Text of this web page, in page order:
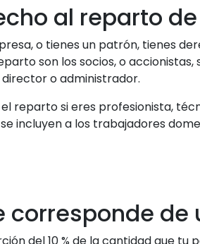
al reparto
o tienes un patrón, tienes
son los socios, o accionistas,
o administrador.
reparto si eres profesionista,
incluyen a los trabajadores
corresponde de
del 10 % de la cantidad que